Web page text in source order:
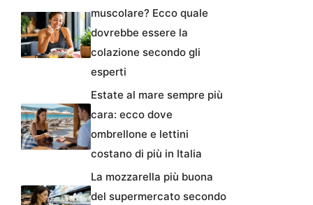
muscolare? Ecco quale
dovrebbe essere la
colazione secondo gli
esperti
Estate al mare sempre più
cara: ecco dove
ombrellone e lettini
costano di più in Italia
La mozzarella più buona
del supermercato secondo